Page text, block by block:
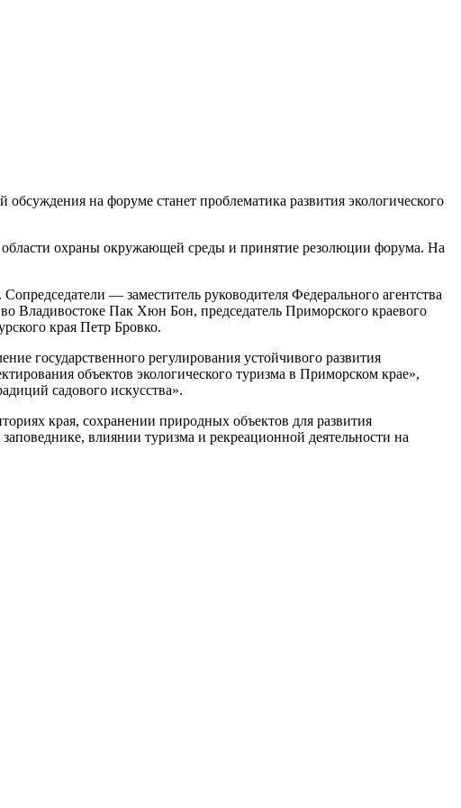
на форуме станет проблематика развития экологического
охраны окружающей среды и принятие резолюции форума. На
— заместитель руководителя Федерального агентства
Владивостоке Пак Хюн Бон, председатель Приморского краевого
края Петр Бровко.
государственного регулирования устойчивого развития
объектов экологического туризма в Приморском крае»,
садового искусства».
края, сохранении природных объектов для развития
влиянии туризма и рекреационной деятельности на